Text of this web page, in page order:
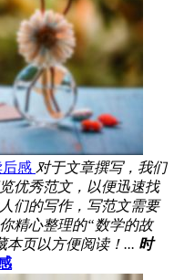
后感 对于文章撰写，我们
优秀范文，以便迅速找
们的写作，写范文需要
精心整理的“数学的故
本页以方便阅读！... 时